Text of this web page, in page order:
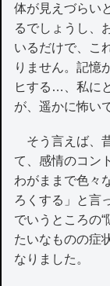
体が見えづらい
るでしょうし、
いるだけで、こ
りません。記憶
ヒする…、私に
が、遥かに怖い
そう言えば、
て、感情のコン
わがままで色々
ろくする」と言
でいうところの
たいなものの症
なりました。